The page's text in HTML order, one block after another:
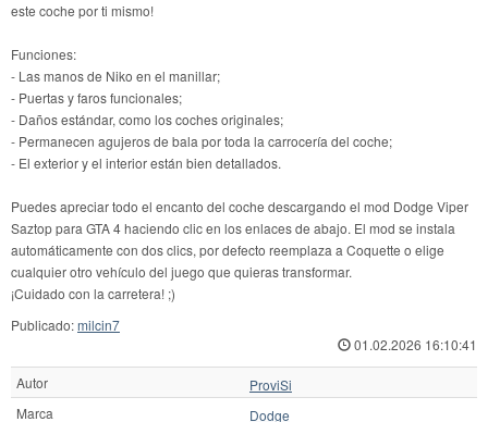
este coche por ti mismo!
Funciones:
- Las manos de Niko en el manillar;
- Puertas y faros funcionales;
- Daños estándar, como los coches originales;
- Permanecen agujeros de bala por toda la carrocería del coche;
- El exterior y el interior están bien detallados.
Puedes apreciar todo el encanto del coche descargando el mod Dodge Viper
Saztop para GTA 4 haciendo clic en los enlaces de abajo. El mod se instala
automáticamente con dos clics, por defecto reemplaza a Coquette o elige
cualquier otro vehículo del juego que quieras transformar.
¡Cuidado con la carretera! ;)
Publicado:milcin7
01.02.2026 16:10:41
Autor
ProviSi
Marca
Dodge